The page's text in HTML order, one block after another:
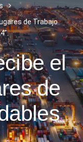
de Trabajo
el
de